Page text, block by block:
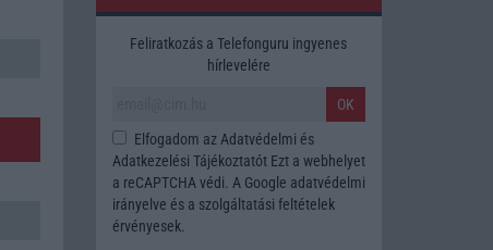
Feliratkozás a Telefonguru ingyenes
hírlevelére
OK
Elfogadom az Adatvédelmi és
Adatkezelési TájékoztatótEzt a webhelyet
a reCAPTCHA védi. A Google adatvédelmi
irányelve és a szolgáltatási feltételek
érvényesek.